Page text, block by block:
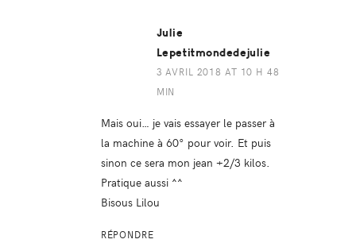
Julie
Lepetitmondedejulie
3 AVRIL 2018 AT 10 H 48
MIN
Mais oui… je vais essayer le passer à
la machine à 60° pour voir. Et puis
sinon ce sera mon jean +2/3 kilos.
Pratique aussi ^^
Bisous Lilou
RÉPONDRE